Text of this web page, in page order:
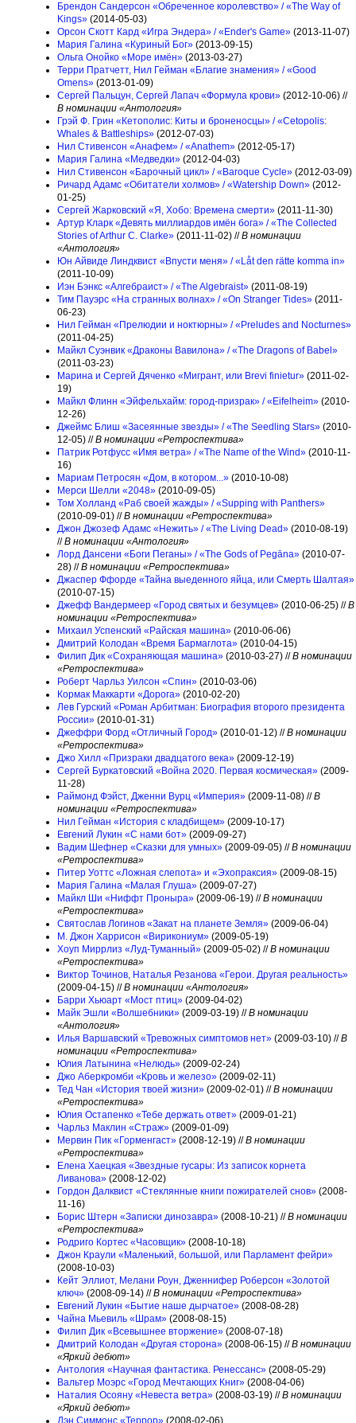
Брендон Сандерсон «Обреченное королевство» / «The Way of
Kings» (2014-05-03)
Орсон Скотт Кард «Игра Эндера» / «Ender's Game» (2013-11-07)
Мария Галина «Куриный Бог» (2013-09-15)
Ольга Онойко «Море имён» (2013-03-27)
Терри Пратчетт, Нил Гейман «Благие знамения» / «Good
Omens» (2013-01-09)
Сергей Пальцун, Сергей Лапач «Формула крови» (2012-10-06) //
В номинации «Антология»
Грэй Ф. Грин «Кетополис: Киты и броненосцы» / «Cetopolis:
Whales & Battleships» (2012-07-03)
Нил Стивенсон «Анафем» / «Anathem» (2012-05-17)
Мария Галина «Медведки» (2012-04-03)
Нил Стивенсон «Барочный цикл» / «Baroque Cycle» (2012-03-09)
Ричард Адамс «Обитатели холмов» / «Watership Down» (2012-
01-25)
Сергей Жарковский «Я, Хобо: Времена смерти» (2011-11-30)
Артур Кларк «Девять миллиардов имён бога» / «The Collected
Stories of Arthur C. Clarke» (2011-11-02) //В номинации
«Антология»
Юн Айвиде Линдквист «Впусти меня» / «Låt den rätte komma in»
(2011-10-09)
Иэн Бэнкс «Алгебраист» / «The Algebraist» (2011-08-19)
Тим Пауэрс «На странных волнах» / «On Stranger Tides» (2011-
06-23)
Нил Гейман «Прелюдии и ноктюрны» / «Preludes and Nocturnes»
(2011-04-25)
Майкл Суэнвик «Драконы Вавилона» / «The Dragons of Babel»
(2011-03-23)
Марина и Сергей Дяченко «Мигрант, или Brevi finietur» (2011-02-
19)
Майкл Флинн «Эйфельхайм: город-призрак» / «Eifelheim» (2010-
12-26)
Джеймс Блиш «Засеянные звезды» / «The Seedling Stars» (2010-
12-05) //В номинации «Ретроспектива»
Патрик Ротфусс «Имя ветра» / «The Name of the Wind» (2010-11-
16)
Мариам Петросян «Дом, в котором...» (2010-10-08)
Мерси Шелли «2048» (2010-09-05)
Том Холланд «Раб своей жажды» / «Supping with Panthers»
(2010-09-01) //В номинации «Ретроспектива»
Джон Джозеф Адамс «Нежить» / «The Living Dead» (2010-08-19)
//В номинации «Антология»
Лорд Дансени «Боги Пеганы» / «The Gods of Pegāna» (2010-07-
28) //В номинации «Ретроспектива»
Джаспер Ффорде «Тайна выеденного яйца, или Смерть Шалтая»
(2010-07-15)
Джефф Вандермеер «Город святых и безумцев» (2010-06-25) //В
номинации «Ретроспектива»
Михаил Успенский «Райская машина» (2010-06-06)
Дмитрий Колодан «Время Бармаглота» (2010-04-15)
Филип Дик «Сохраняющая машина» (2010-03-27) //В номинации
«Ретроспектива»
Роберт Чарльз Уилсон «Спин» (2010-03-06)
Кормак Маккарти «Дорога» (2010-02-20)
Лев Гурский «Роман Арбитман: Биография второго президента
России» (2010-01-31)
Джеффри Форд «Отличный Город» (2010-01-12) //В номинации
«Ретроспектива»
Джо Хилл «Призраки двадцатого века» (2009-12-19)
Сергей Буркатовский «Война 2020. Первая космическая» (2009-
11-28)
Раймонд Фэйст, Дженни Вурц «Империя» (2009-11-08) //В
номинации «Ретроспектива»
Нил Гейман «История с кладбищем» (2009-10-17)
Евгений Лукин «С нами бот» (2009-09-27)
Вадим Шефнер «Сказки для умных» (2009-09-05) //В номинации
«Ретроспектива»
Питер Уоттс «Ложная слепота» и «Эхопраксия» (2009-08-15)
Мария Галина «Малая Глуша» (2009-07-27)
Майкл Ши «Ниффт Проныра» (2009-06-19) //В номинации
«Ретроспектива»
Святослав Логинов «Закат на планете Земля» (2009-06-04)
М. Джон Харрисон «Вирикониум» (2009-05-19)
Хоуп Миррлиз «Луд-Туманный» (2009-05-02) //В номинации
«Ретроспектива»
Виктор Точинов, Наталья Резанова «Герои. Другая реальность»
(2009-04-15) //В номинации «Антология»
Барри Хьюарт «Мост птиц» (2009-04-02)
Майк Эшли «Волшебники» (2009-03-19) //В номинации
«Антология»
Илья Варшавский «Тревожных симптомов нет» (2009-03-10) //В
номинации «Ретроспектива»
Юлия Латынина «Нелюдь» (2009-02-24)
Джо Аберкромби «Кровь и железо» (2009-02-11)
Тед Чан «История твоей жизни» (2009-02-01) //В номинации
«Ретроспектива»
Юлия Остапенко «Тебе держать ответ» (2009-01-21)
Чарльз Маклин «Страж» (2009-01-09)
Мервин Пик «Горменгаст» (2008-12-19) //В номинации
«Ретроспектива»
Елена Хаецкая «Звездные гусары: Из записок корнета
Ливанова» (2008-12-02)
Гордон Далквист «Стеклянные книги пожирателей снов» (2008-
11-16)
Борис Штерн «Записки динозавра» (2008-10-21) //В номинации
«Ретроспектива»
Родриго Кортес «Часовщик» (2008-10-18)
Джон Краули «Маленький, большой, или Парламент фейри»
(2008-10-03)
Кейт Эллиот, Мелани Роун, Дженнифер Роберсон «Золотой
ключ» (2008-09-14) //В номинации «Ретроспектива»
Евгений Лукин «Бытие наше дырчатое» (2008-08-28)
Чайна Мьевиль «Шрам» (2008-08-15)
Филип Дик «Всевышнее вторжение» (2008-07-18)
Дмитрий Колодан «Другая сторона» (2008-06-15) //В номинации
«Яркий дебют»
Антология «Научная фантастика. Ренессанс» (2008-05-29)
Вальтер Моэрс «Город Мечтающих Книг» (2008-04-06)
Наталия Осояну «Невеста ветра» (2008-03-19) //В номинации
«Яркий дебют»
Дэн Симмонс «Террор» (2008-02-06)